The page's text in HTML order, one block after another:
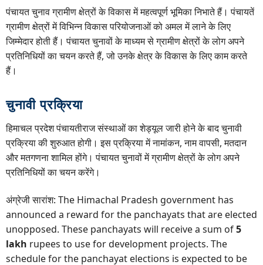
पंचायत चुनाव ग्रामीण क्षेत्रों के विकास में महत्वपूर्ण भूमिका निभाते हैं। पंचायतें
ग्रामीण क्षेत्रों में विभिन्न विकास परियोजनाओं को अमल में लाने के लिए
जिम्मेदार होती हैं। पंचायत चुनावों के माध्यम से ग्रामीण क्षेत्रों के लोग अपने
प्रतिनिधियों का चयन करते हैं, जो उनके क्षेत्र के विकास के लिए काम करते
हैं।
चुनावी प्रक्रिया
हिमाचल प्रदेश पंचायतीराज संस्थाओं का शेड्यूल जारी होने के बाद चुनावी
प्रक्रिया की शुरुआत होगी। इस प्रक्रिया में नामांकन, नाम वापसी, मतदान
और मतगणना शामिल होंगे। पंचायत चुनावों में ग्रामीण क्षेत्रों के लोग अपने
प्रतिनिधियों का चयन करेंगे।
अंग्रेजी सारांश: The Himachal Pradesh government has
announced a reward for the panchayats that are elected
unopposed. These panchayats will receive a sum of5
lakh rupees to use for development projects. The
schedule for the panchayat elections is expected to be